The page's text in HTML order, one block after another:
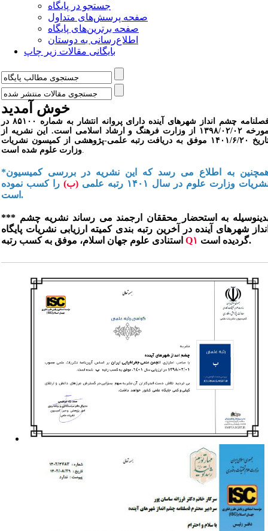
جستجو در پایگاه
صفحه پرسش‌های متداول
صفحه برترین‌های پایگاه
اطلاع‌رسانی به دوستان
بایگانی مقالات زیر چاپ
خوش آمدید
فصلنامه چشم انداز شهرهای آینده دارای پروانه انتشار به شماره ۸۵۱۰۰ در
مورخه ۱۳۹۸/۰۲/۰۲ از وزارت فرهنگ و ارشاد اسلامی است. این نشریه از
تاریخ ۱۴۰۱/۶/۲۰ موفق به دریافت رتبه علمی-پژوهشی از کمیسون نشریات
وزارت علوم شده است.
*همچنین به اطلاع می رسد که این نشریه در بررسی کمیسیون
وزارت علوم در سال ۱۴۰۱ رتبه علمی
(ب) را کسب نموده
است.
*** بدینوسیله به استحضار محققان ارجمند می رساند نشریه چشم
شهرهای آینده در آخرین رتبه بندی کمیته ارزیابی نشریات پایگاه
Q۱ گردیده است.